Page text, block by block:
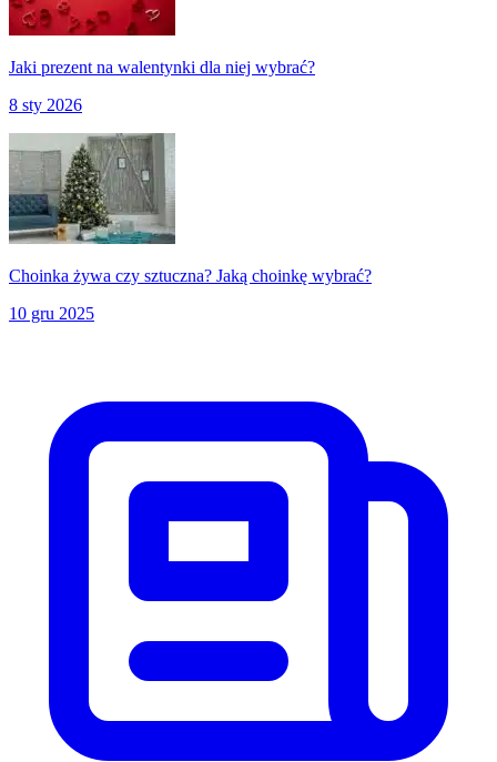
Jaki prezent na walentynki dla niej wybrać?
8 sty 2026
Choinka żywa czy sztuczna? Jaką choinkę wybrać?
10 gru 2025